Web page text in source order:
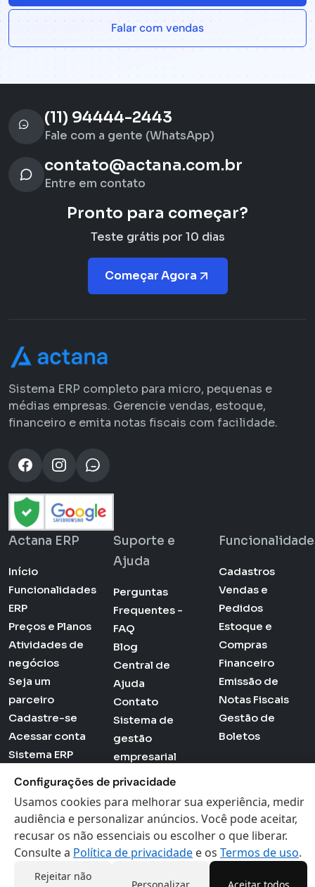
Falar com vendas
(11) 94444-2443
Fale com a gente (WhatsApp)
contato@actana.com.br
Entre em contato
Pronto para começar?
Teste grátis por 10 dias
Começar Agora
Sistema ERP completo para micro, pequenas e
médias empresas. Gerencie vendas, estoque,
financeiro e emita notas fiscais com facilidade.
Actana ERP
Início
Funcionalidades
ERP
Preços e Planos
Atividades de
negócios
Seja um
parceiro
Cadastre-se
Acessar conta
Sistema ERP
Certificados
Suporte e
Ajuda
Perguntas
Frequentes -
FAQ
Blog
Central de
Ajuda
Contato
Sistema de
gestão
empresarial
Sistema para
Preferências de
cookies
Politica de
Cadastros
Vendas e
Pedidos
Estoque e
Compras
Financeiro
Emissão de
Notas Fiscais
Gestão de
Boletos
Configurações de privacidade
Usamos cookies para melhorar sua experiência, medir
audiência e personalizar anúncios. Você pode aceitar,
recusar os não essenciais ou escolher o que liberar.
Consulte a Política de privacidade e os Termos de uso.
Rejeitar não